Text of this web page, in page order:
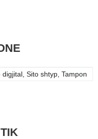
digjital, Sito shtyp, Tampon